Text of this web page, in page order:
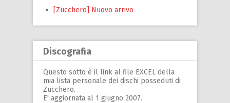
[Zucchero] Nuovo arrivo
Discografia
Questo sotto è il link al file EXCEL della
mia lista personale dei dischi posseduti di
Zucchero.
E' aggiornata al 1 giugno 2007.